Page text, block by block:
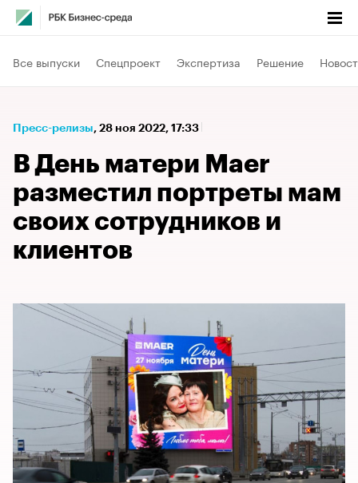
Все выпуски Спецпроект Экспертиза Решение
Пресс-релизы⁠, 28 ноя 2022, 17:33
В День матери Maer
разместил портреты мам
своих сотрудников и
клиентов